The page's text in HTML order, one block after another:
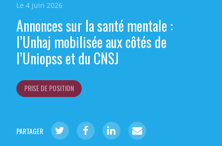
Le 4 juin 2026
Annonces sur la santé mentale :
l’Unhaj mobilisée aux côtés de
l’Uniopss et du CNSJ
PRISE DE POSITION
PARTAGER